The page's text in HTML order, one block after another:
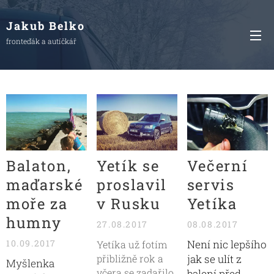
Jakub Belko
fronteďák a autíčkář
Balaton,
maďarské
moře za
humny
10.09.2017
Myšlenka
Yetík se
proslavil
v Rusku
27.08.2017
Yetíka už fotím
přibližně rok a
Večerní
servis
Yetíka
08.08.2017
Není nic lepšího
jak se ulít z